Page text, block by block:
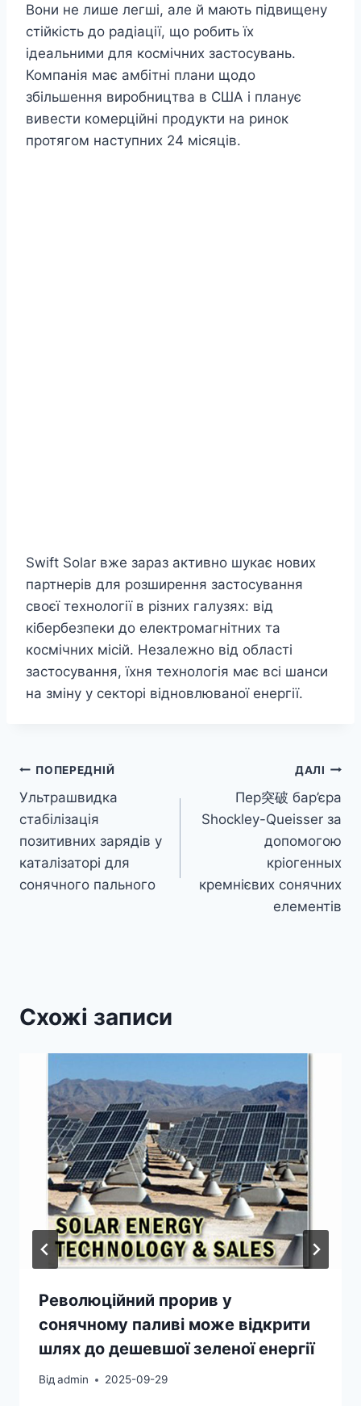
Вони не лише легші, але й мають підвищену
стійкість до радіації, що робить їх
ідеальними для космічних застосувань.
Компанія має амбітні плани щодо
збільшення виробництва в США і планує
вивести комерційні продукти на ринок
протягом наступних 24 місяців.
Swift Solar вже зараз активно шукає нових
партнерів для розширення застосування
своєї технології в різних галузях: від
кібербезпеки до електромагнітних та
космічних місій. Незалежно від області
застосування, їхня технологія має всі шанси
на зміну у секторі відновлюваної енергії.
Навігація
записів
ПОПЕРЕДНІЙ
Ультрашвидка
стабілізація
позитивних зарядів у
каталізаторі для
сонячного пального
ДАЛІ
Пер突破 бар’єра
Shockley-Queisser за
допомогою
кріогенных
кремнієвих сонячних
елементів
Схожі записи
Революційний прорив у
сонячному паливі може відкрити
шлях до дешевшої зеленої енергії
Відadmin 2025-09-29